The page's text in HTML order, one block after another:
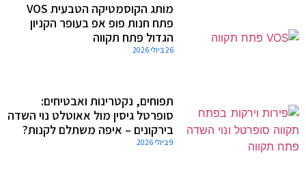
מותג הקוסמטיקה הטבעית VOS
פתח חנות פופ אפ בעופר הקניון
הגדול פתח תקווה
26 ביולי 2026
תפוחים, נקטרינות ואבטיחים:
סופרטל גיסין מול אאוטלט נוי השדה
בירקונים – איפה משתלם לקנות?
9 ביולי 2026